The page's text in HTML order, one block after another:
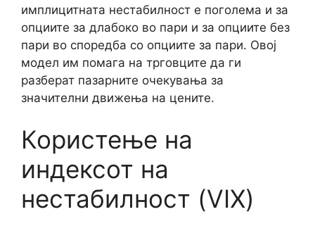
имплицитната нестабилност е поголема и за
опциите за длабоко во пари и за опциите без
пари во споредба со опциите за пари. Овој
модел им помага на трговците да ги
разберат пазарните очекувања за
значителни движења на цените.
Користење на
индексот на
нестабилност (VIX)